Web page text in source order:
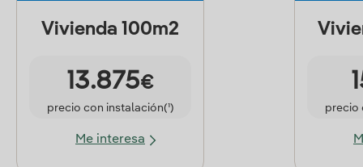
Vivienda 100m2
13.875€
precio con instalación(1)
Me interesa
precio